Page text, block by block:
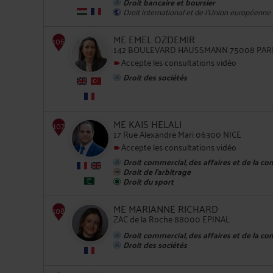
105
Droit international et de l'Union européenne
ME EMEL OZDEMIR
142 BOULEVARD HAUSSMANN 75008
Accepte les consultations vidéo
Droit des sociétés
ME KAIS HELALI
17 Rue Alexandre Mari 06300 NICE
Accepte les consultations vidéo
Droit commercial, des affaires et de la
Droit de l'arbitrage
Droit du sport
ME MARIANNE RICHARD
ZAC de la Roche 88000 EPINAL
Droit commercial, des affaires et de la
Droit des sociétés